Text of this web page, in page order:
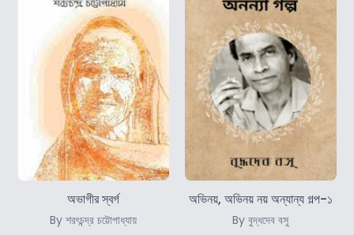
অভাগীর স্বর্গ
By শরৎচন্দ্র চট্টোপাধ্যায়
অভিনয়, অভিনয় নয় অন্যান্য গল্প-১
By বুদ্ধদেব বসু